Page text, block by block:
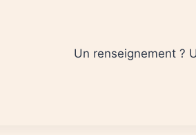
Un renseignement ?